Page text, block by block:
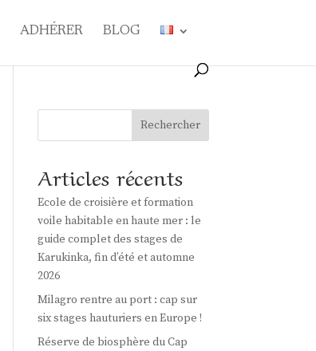
ADHÉRER BLOG
Rechercher
Articles récents
Ecole de croisière et formation
voile habitable en haute mer : le
guide complet des stages de
Karukinka, fin d’été et automne
2026
Milagro rentre au port : cap sur
six stages hauturiers en Europe !
Réserve de biosphère du Cap